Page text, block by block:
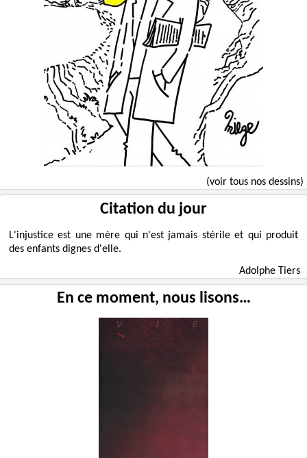
(voir tous nos dessins)
Citation du jour
L'injustice est une mère qui n'est jamais stérile et qui produit
des enfants dignes d'elle.
Adolphe Tiers
En ce moment, nous lisons…